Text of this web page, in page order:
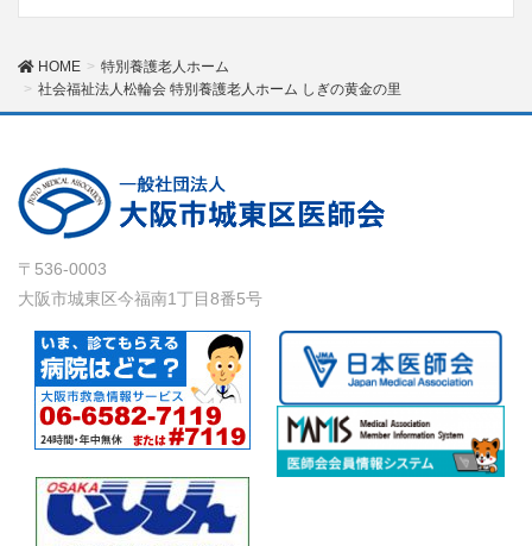
HOME
特別養護老人ホーム
社会福祉法人松輪会 特別養護老人ホーム しぎの黄金の里
〒536-0003
大阪市城東区今福南1丁目8番5号